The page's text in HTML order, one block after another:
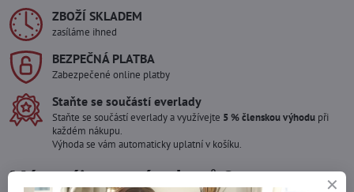
ZBOŽÍ SKLADEM
zasíláme ihned
BEZPEČNÁ PLATBA
Zabezpečené online platby
Staňte se součástí everlady
Staňte se součástí everlady a využívejte 5 % členskou výhodu při
každém nákupu.
Výhoda se vám automaticky uplatní v košíku.
Máte zájem o více kusů ?